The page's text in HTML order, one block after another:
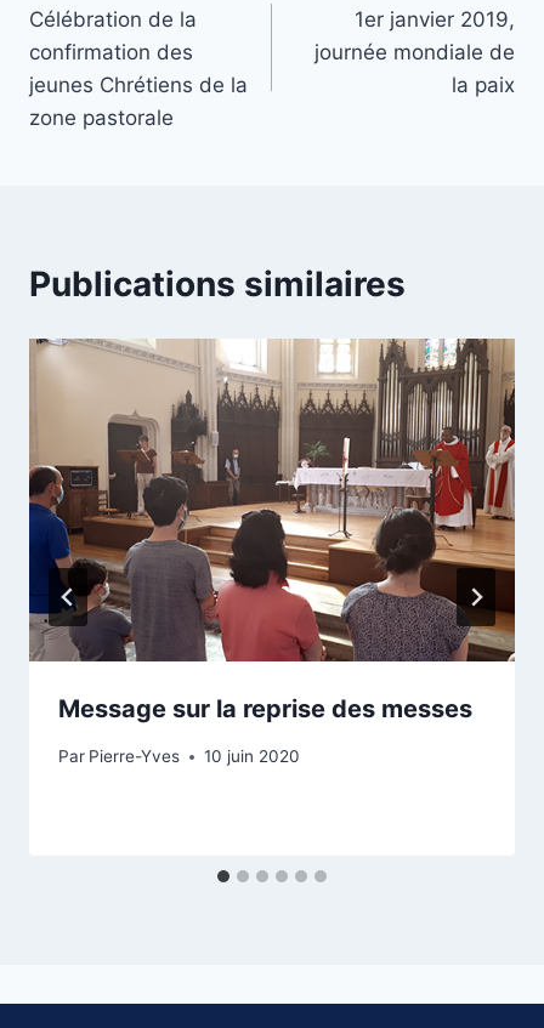
de
l’article
Célébration de la
confirmation des
jeunes Chrétiens de la
zone pastorale
1er janvier 2019,
journée mondiale de
la paix
Publications similaires
Message sur la reprise des messes
Par Pierre-Yves 10 juin 2020